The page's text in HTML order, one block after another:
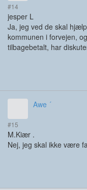
#14
jesper L
Ja, jeg ved de skal
kommunen i forvejen,
tilbagebetalt, har
Awe ´
#15
M.Kiær .
Nej, jeg skal ikke være